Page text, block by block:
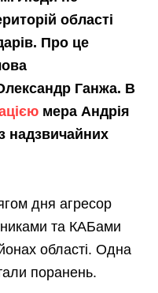
області
Про це
Ганжа. В
мера Андрія
надзвичайних
дня агресор
та КАБами
області. Одна
поранень.